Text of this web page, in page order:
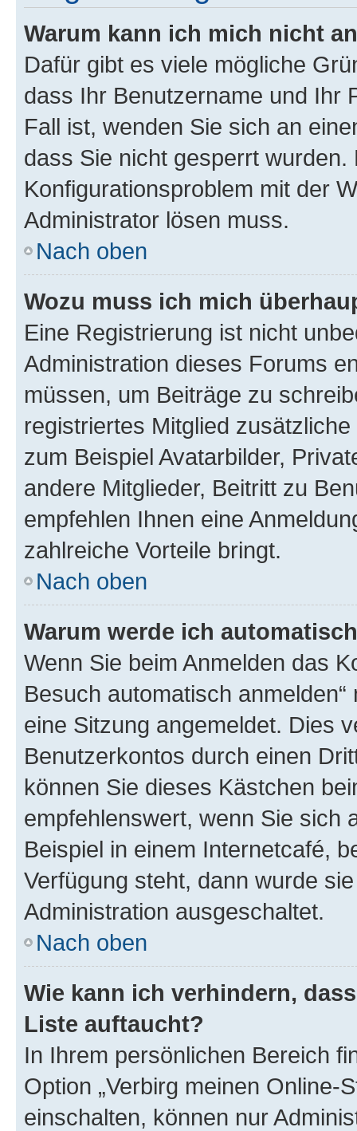
Warum kann ich mich nicht
Dafür gibt es viele mögliche
dass Ihr Benutzername und Ihr
Fall ist, wenden Sie sich an
dass Sie nicht gesperrt
Konfigurationsproblem mit der
Administrator lösen muss.
Nach oben
Wozu muss ich mich
Eine Registrierung ist nicht
Administration dieses Forums
müssen, um Beiträge zu
registriertes Mitglied
zum Beispiel Avatarbilder,
andere Mitglieder, Beitritt zu
empfehlen Ihnen eine
zahlreiche Vorteile bringt.
Nach oben
Warum werde ich
Wenn Sie beim Anmelden das
Besuch automatisch
eine Sitzung angemeldet. Dies
Benutzerkontos durch einen
können Sie dieses Kästchen
empfehlenswert, wenn Sie sich
Beispiel in einem Internetcafé,
Verfügung steht, dann wurde
Administration ausgeschaltet.
Nach oben
Wie kann ich verhindern,
Liste auftaucht?
In Ihrem persönlichen Bereich
Option „Verbirg meinen Online-
einschalten, können nur